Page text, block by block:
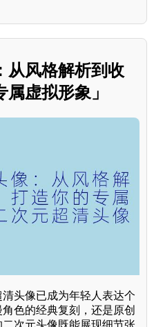
从风格解析到收
虚拟形象」
头像已成为年轻人表达个
色的经典复刻，还是原创
次元头像既能展现细节张